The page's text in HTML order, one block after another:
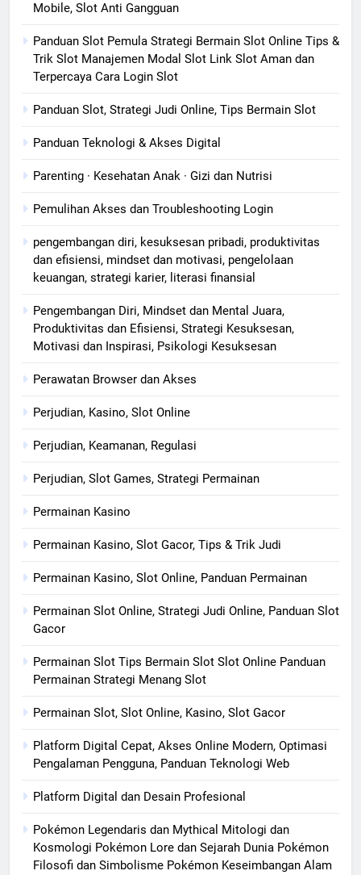
Mobile, Slot Anti Gangguan
Panduan Slot Pemula Strategi Bermain Slot Online Tips &
Trik Slot Manajemen Modal Slot Link Slot Aman dan
Terpercaya Cara Login Slot
Panduan Slot, Strategi Judi Online, Tips Bermain Slot
Panduan Teknologi & Akses Digital
Parenting · Kesehatan Anak · Gizi dan Nutrisi
Pemulihan Akses dan Troubleshooting Login
pengembangan diri, kesuksesan pribadi, produktivitas
dan efisiensi, mindset dan motivasi, pengelolaan
keuangan, strategi karier, literasi finansial
Pengembangan Diri, Mindset dan Mental Juara,
Produktivitas dan Efisiensi, Strategi Kesuksesan,
Motivasi dan Inspirasi, Psikologi Kesuksesan
Perawatan Browser dan Akses
Perjudian, Kasino, Slot Online
Perjudian, Keamanan, Regulasi
Perjudian, Slot Games, Strategi Permainan
Permainan Kasino
Permainan Kasino, Slot Gacor, Tips & Trik Judi
Permainan Kasino, Slot Online, Panduan Permainan
Permainan Slot Online, Strategi Judi Online, Panduan Slot
Gacor
Permainan Slot Tips Bermain Slot Slot Online Panduan
Permainan Strategi Menang Slot
Permainan Slot, Slot Online, Kasino, Slot Gacor
Platform Digital Cepat, Akses Online Modern, Optimasi
Pengalaman Pengguna, Panduan Teknologi Web
Platform Digital dan Desain Profesional
Pokémon Legendaris dan Mythical Mitologi dan
Kosmologi Pokémon Lore dan Sejarah Dunia Pokémon
Filosofi dan Simbolisme Pokémon Keseimbangan Alam